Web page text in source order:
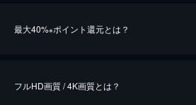
最大40%※ポイント還元とは？
フルHD画質 / 4K画質とは？